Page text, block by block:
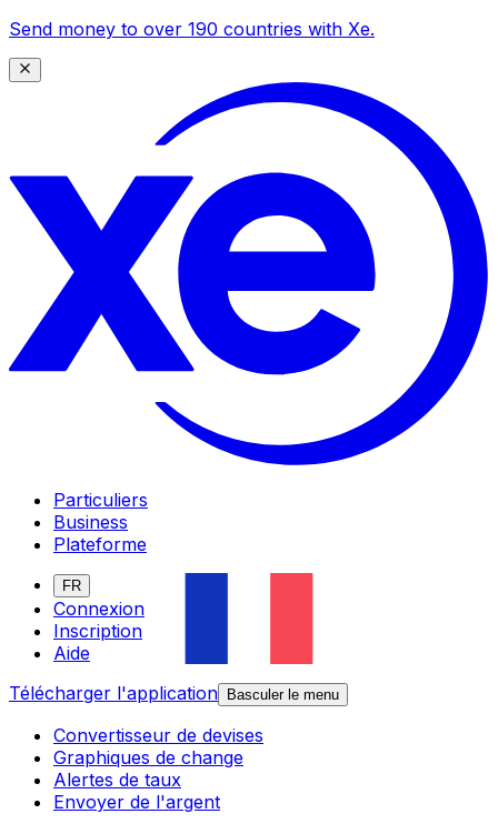
Send money to over 190 countries with Xe.
Particuliers
Business
Plateforme
FR
Connexion
Inscription
Aide
Télécharger l'application
Basculer le menu
Convertisseur de devises
Graphiques de change
Alertes de taux
Envoyer de l'argent